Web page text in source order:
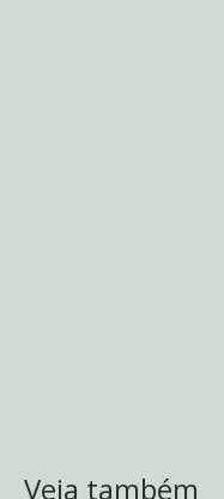
Veja também